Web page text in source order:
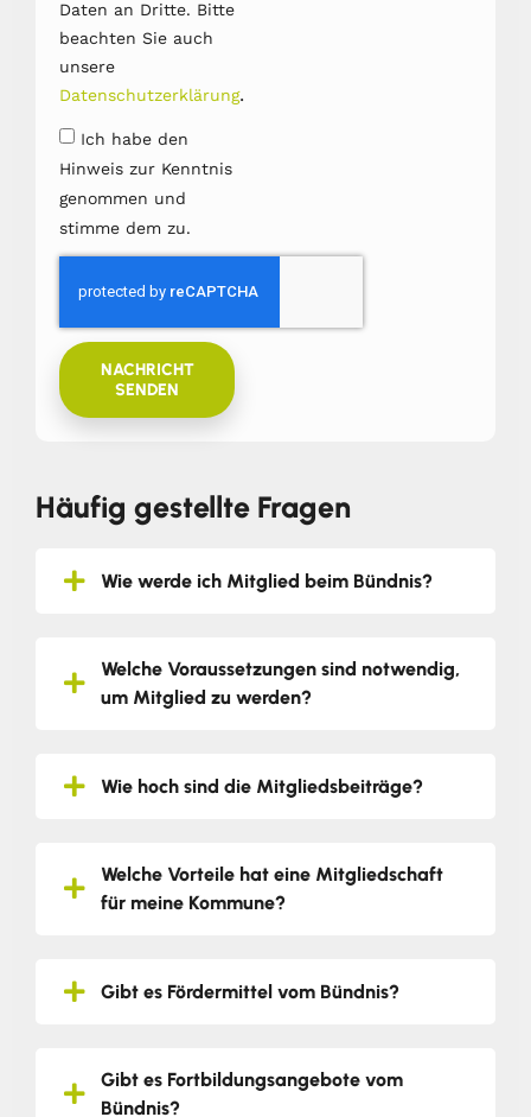
Daten an Dritte. Bitte
beachten Sie auch
unsere
Datenschutzerklärung.
Ich habe den
Hinweis zur Kenntnis
genommen und
stimme dem zu.
NACHRICHT
SENDEN
Häufig gestellte Fragen
Wie werde ich Mitglied beim Bündnis?
Welche Voraussetzungen sind notwendig,
um Mitglied zu werden?
Wie hoch sind die Mitgliedsbeiträge?
Welche Vorteile hat eine Mitgliedschaft
für meine Kommune?
Gibt es Fördermittel vom Bündnis?
Gibt es Fortbildungsangebote vom
Bündnis?